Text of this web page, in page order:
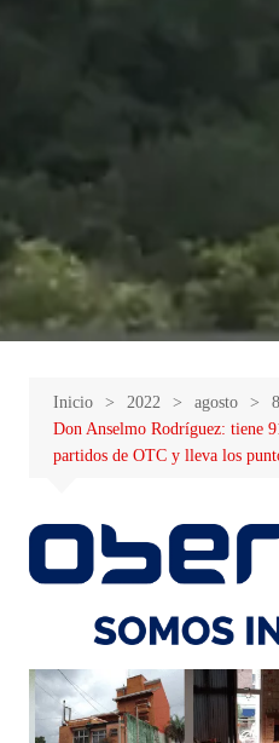
Inicio 2022 agosto
8
Don Anselmo Rodríguez: tiene
partidos de OTC y lleva los